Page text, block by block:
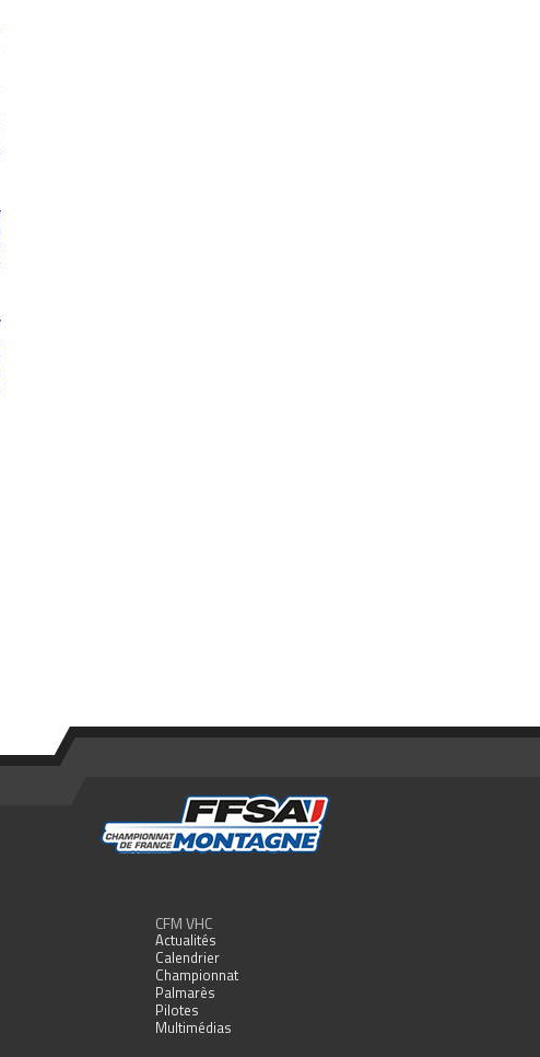
CFM VHC
Actualités
Calendrier
Championnat
Palmarès
Pilotes
Multimédias